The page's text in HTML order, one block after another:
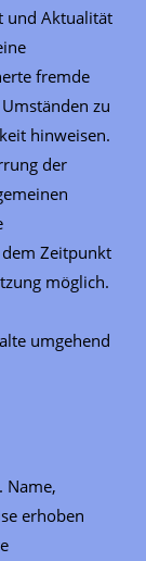
und Aktualität
fremde
zu
hinweisen.
der
Zeitpunkt
möglich.
umgehend
Name,
erhoben